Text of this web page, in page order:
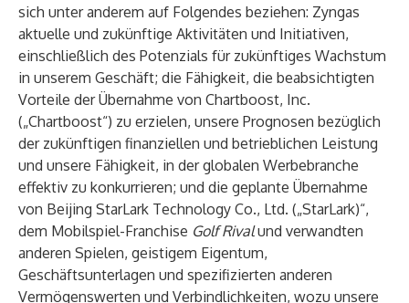
sich unter anderem auf Folgendes beziehen: Zyngas
aktuelle und zukünftige Aktivitäten und Initiativen,
einschließlich des Potenzials für zukünftiges Wachstum
in unserem Geschäft; die Fähigkeit, die beabsichtigten
Vorteile der Übernahme von Chartboost, Inc.
(„Chartboost“) zu erzielen, unsere Prognosen bezüglich
der zukünftigen finanziellen und betrieblichen Leistung
und unsere Fähigkeit, in der globalen Werbebranche
effektiv zu konkurrieren; und die geplante Übernahme
von Beijing StarLark Technology Co., Ltd. („StarLark)“,
dem Mobilspiel-Franchise Golf Rivalund verwandten
anderen Spielen, geistigem Eigentum,
Geschäftsunterlagen und spezifizierten anderen
Vermögenswerten und Verbindlichkeiten, wozu unsere